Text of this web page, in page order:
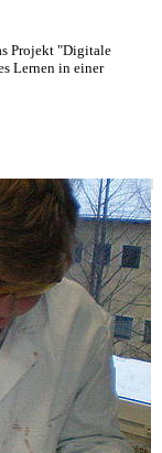
Projekt "Digitale
Lernen in einer